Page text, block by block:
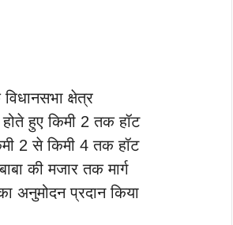
क्षेत्र
हुए किमी 2 तक हॉट
2 से किमी 4 तक हॉट
की मजार तक मार्ग
अनुमोदन प्रदान किया